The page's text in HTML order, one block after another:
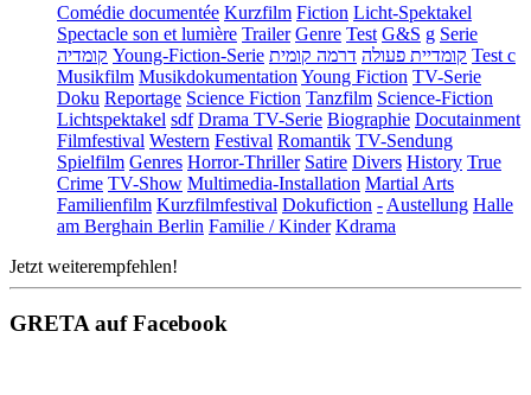
Comédie documentée Kurzfilm Fiction Licht-Spektakel
Spectacle son et lumière Trailer Genre Test G&S g Serie
קומדיה Young-Fiction-Serie קומדיית פעולה דרמה קומית
Test c
Musikfilm Musikdokumentation Young Fiction TV-Serie
Doku Reportage Science Fiction Tanzfilm Science-Fiction
Lichtspektakel sdf Drama TV-Serie Biographie Docutainment
Filmfestival Western Festival Romantik TV-Sendung
Spielfilm Genres Horror-Thriller Satire Divers History True
Crime TV-Show Multimedia-Installation Martial Arts
Familienfilm Kurzfilmfestival Dokufiction - Austellung Halle
am Berghain Berlin Familie / Kinder Kdrama
Jetzt weiterempfehlen!
GRETA auf Facebook